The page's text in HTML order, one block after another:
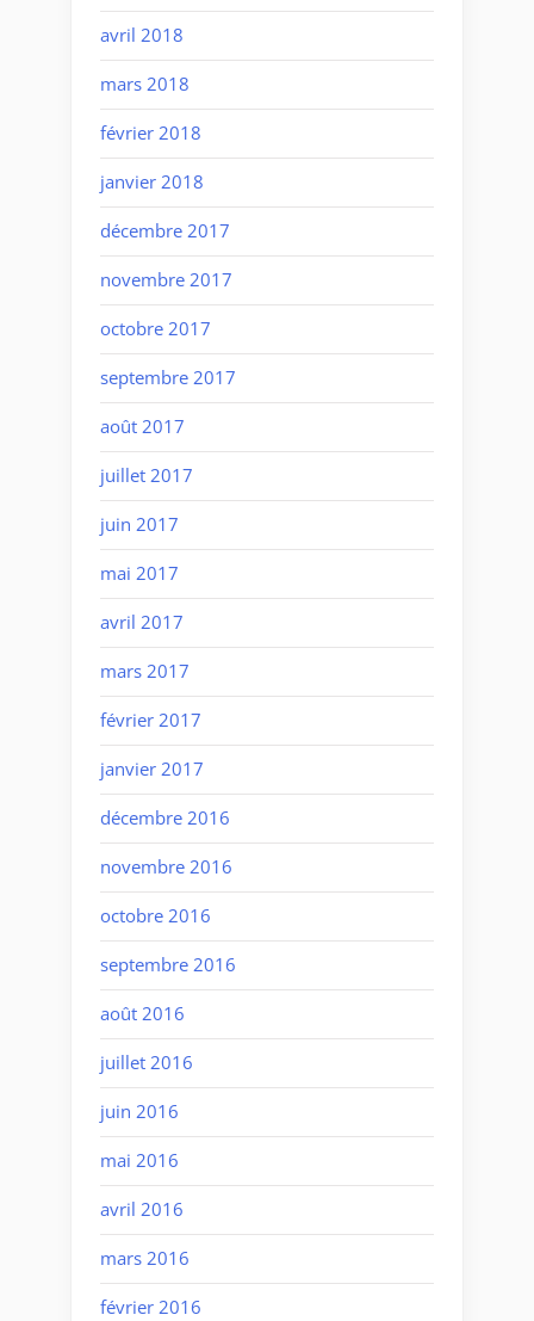
avril 2018
mars 2018
février 2018
janvier 2018
décembre 2017
novembre 2017
octobre 2017
septembre 2017
août 2017
juillet 2017
juin 2017
mai 2017
avril 2017
mars 2017
février 2017
janvier 2017
décembre 2016
novembre 2016
octobre 2016
septembre 2016
août 2016
juillet 2016
juin 2016
mai 2016
avril 2016
mars 2016
février 2016